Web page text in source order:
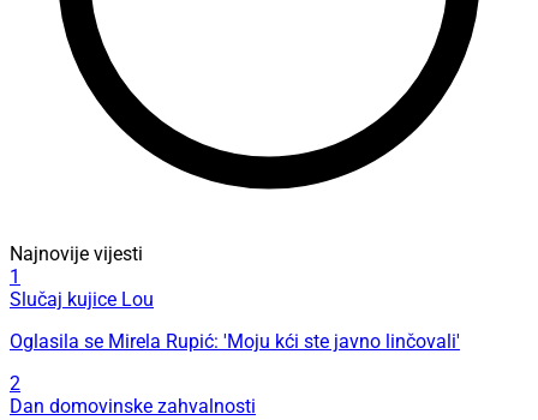
Najnovije vijesti
1
Slučaj kujice Lou
Oglasila se Mirela Rupić: 'Moju kći ste javno linčovali'
2
Dan domovinske zahvalnosti